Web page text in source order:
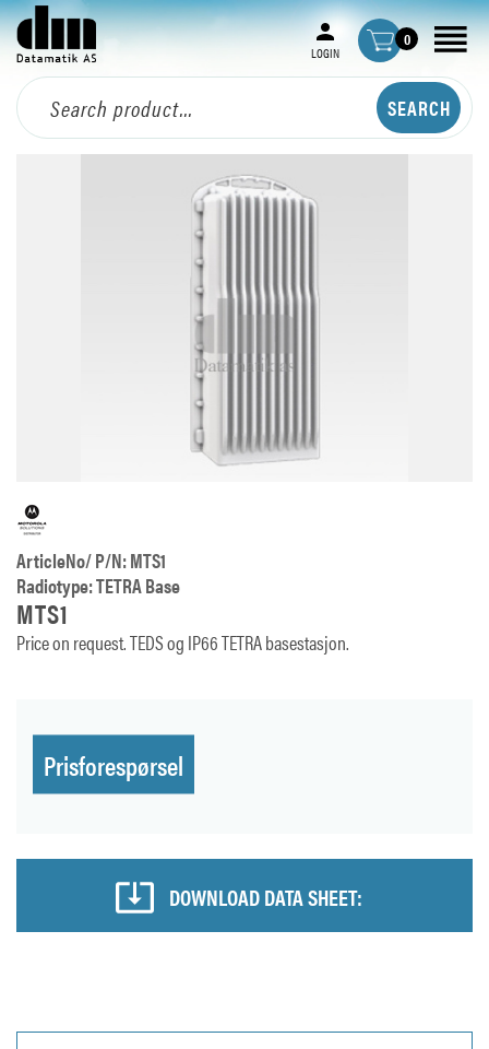
LOGIN
0
ArticleNo/ P/N: MTS1
Radiotype: TETRA Base
MTS1
Price on request. TEDS og IP66 TETRA basestasjon.
Prisforespørsel
DOWNLOAD DATA SHEET: